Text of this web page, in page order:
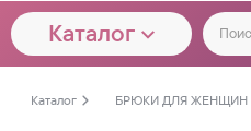
Каталог
Каталог БРЮКИ ДЛЯ ЖЕНЩИН